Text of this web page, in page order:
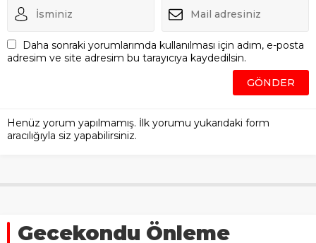
Daha sonraki yorumlarımda kullanılması için adım, e-posta
adresim ve site adresim bu tarayıcıya kaydedilsin.
Henüz yorum yapılmamış. İlk yorumu yukarıdaki form
aracılığıyla siz yapabilirsiniz.
Gecekondu Önleme